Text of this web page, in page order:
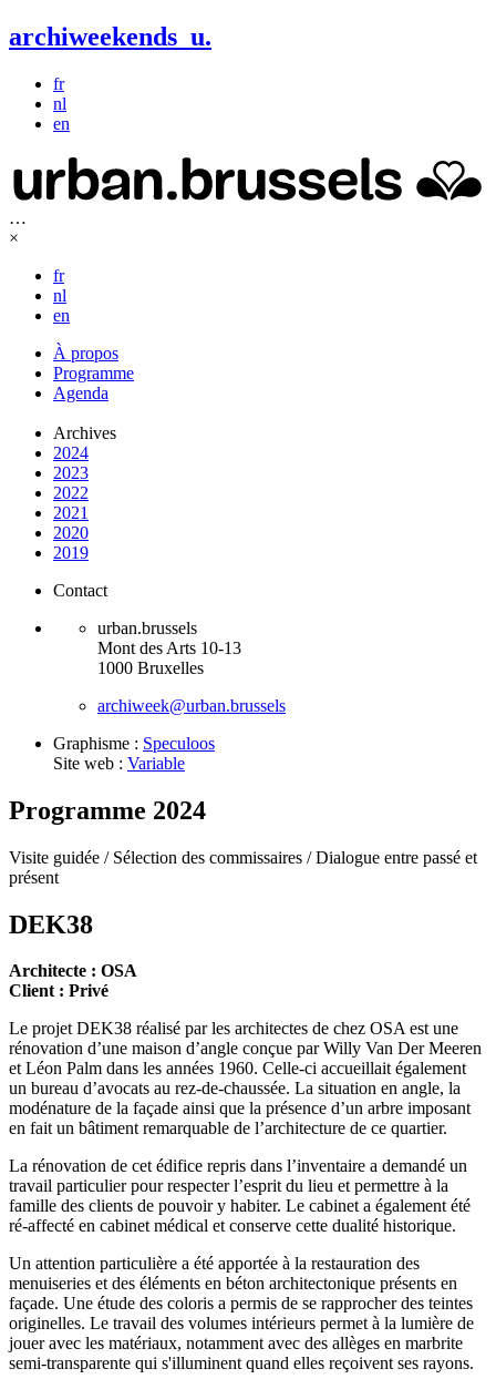
archiweekends u.
fr
nl
en
…
×
fr
nl
en
À propos
Programme
Agenda
Archives
2024
2023
2022
2021
2020
2019
Contact
urban.brussels
Mont des Arts 10-13
1000 Bruxelles
archiweek@urban.brussels
Graphisme : Speculoos
Site web : Variable
Programme 2024
Visite guidée / Sélection des commissaires /Dialogue entre passé et
présent
DEK38
Architecte : OSA
Client : Privé
Le projet DEK38 réalisé par les architectes de chez OSA est une
rénovation d’une maison d’angle conçue par Willy Van Der Meeren
et Léon Palm dans les années 1960. Celle-ci accueillait également
un bureau d’avocats au rez-de-chaussée. La situation en angle, la
modénature de la façade ainsi que la présence d’un arbre imposant
en fait un bâtiment remarquable de l’architecture de ce quartier.
La rénovation de cet édifice repris dans l’inventaire a demandé un
travail particulier pour respecter l’esprit du lieu et permettre à la
famille des clients de pouvoir y habiter. Le cabinet a également été
ré-affecté en cabinet médical et conserve cette dualité historique.
Un attention particulière a été apportée à la restauration des
menuiseries et des éléments en béton architectonique présents en
façade. Une étude des coloris a permis de se rapprocher des teintes
originelles. Le travail des volumes intérieurs permet à la lumière de
jouer avec les matériaux, notamment avec des allèges en marbrite
semi-transparente qui s'illuminent quand elles reçoivent ses rayons.